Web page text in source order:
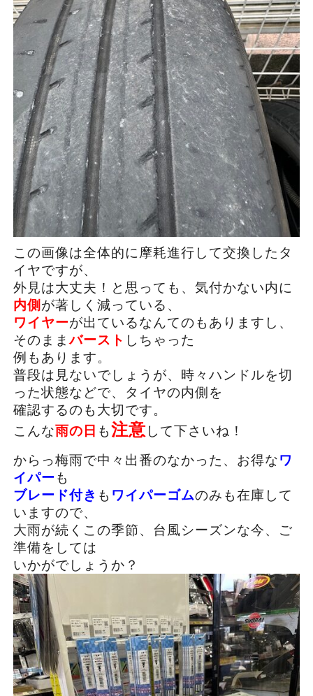
この画像は全体的に摩耗進行して交換したタ
イヤですが、
外見は大丈夫！と思っても、気付かない内に
内側 が著しく減っている、
ワイヤーが出ているなんてのもありますし、
そのままバースト しちゃった
例もあります。
普段は見ないでしょうが、時々ハンドルを切
った状態などで、タイヤの内側を
確認するのも大切です。
こんな雨の日 も注意 して下さいね！
からっ梅雨で中々出番のなかった、お得なワ
イパー も
ブレード付き も ワイパーゴムのみも在庫して
いますので、
大雨が続くこの季節、台風シーズンな今、ご
準備をしては
いかがでしょうか？